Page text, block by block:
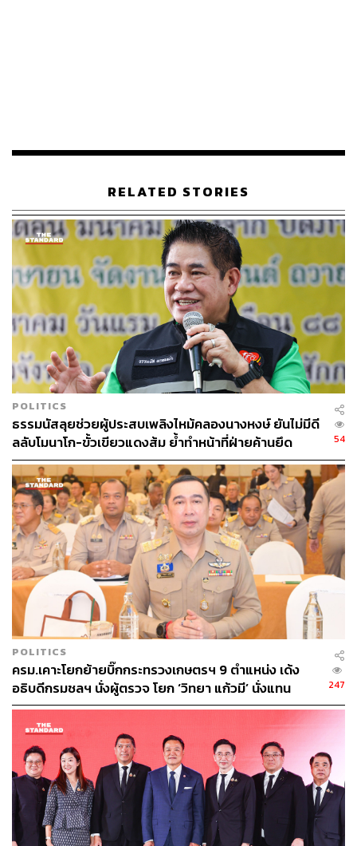
น้องยังไม่มีความมั่นใจว่า จับมาแล้วจะเอาไปแลกเป็นเงิน
ค่าหัวตามที่ ร.อ. ธรรมนัส ประกาศไว้ว่ากิโลกรัมละ 15 บาท
ได้หรือไม่
ขอยืนยันว่า เรายินดีรับทุกกิโลกรัม เพื่อให้ทุกฝ่ายเข้ามาร่วม
ด้วยช่วยกันนำปลาหมอคางดำออกจากระบบให้มากที่สุด
โดยไม่มีกระบวนการยุ่งยาก โดยเปิดจุดรับซื้อปลาหมอคางดำ
ทั้งหมดแล้ว ตั้งแต่วันที่ 1-31 สิงหาคม 2567
สำหรับจุดรับซื้อแต่ละจังหวัดมีดังนี้ จังหวัดจันทบุรี มีจุดรับซื้อ
ทั้งหมด 4 จุด, จังหวัดระยอง 2 จุด, จังหวัดฉะเชิงเทรา 3 จุด,
จังหวัดสมุทรปราการ 6 จุด, จังหวัดนครปฐม 1 จุด, จังหวัด
นนทบุรี 1 จุด, จังหวัดสมุทรสาคร 6 จุด, จังหวัด
สมุทรสงคราม 3 จุด, จังหวัดราชบุรี 1 จุด, จังหวัดเพชรบุรี 10
จุด, จังหวัดประจวบคีรีขันธ์ 13 จุด, จังหวัดชุมพร 14 จุด,
จังหวัดสุราษฎร์ธานี 3 จุด, จังหวัดนครศรีธรรมราช 5 จุด
และจังหวัดสงขลา 1 จุด รวมทั้งสิ้น 73 จุดรับซื้อ
โดยผู้ขายรายย่อย (เกษตรกร ชาวประมง) ไม่มีหลักเกณฑ์
กำหนดในการรับซื้อ สามารถนำมาขาย ณ จุดรับซื้อต่างๆ ได้
ในราคากิโลกรัมละ 15 บาท ไม่จำกัดจำนวน แต่หาก
เกษตรกรที่มีการขึ้นทะเบียนเกษตรกรผู้เพาะเลี้ยงสัตว์น้ำ
(ทบ.1) จับจากบ่อตนเอง ให้แจ้งข้อมูล ทบ.1 กับเจ้าหน้าที่ ณ
จุดรับซื้อ เพื่อเก็บเป็นฐานข้อมูลต่อไป
อรรถกรยังกล่าวถึงงบประมาณที่จะนำไปใช้ในโครงการรับ
ซื้อปลาหมอคางดำว่า เราได้รับความร่วมมือจากการยางแห่ง
ประเทศไทยในการใช้เงินทุนที่ไม่ใช่เงินกองทุนที่เขาจะนำไป
ใช้ช่วยเหลือพี่น้องชาวสวนยาง แต่ตอนนี้เราใช้เงินทุนของ
การยางฯ เบื้องต้นจะใช้ 50 ล้านบาท ระดมนำปลาหมอคาง
ดำออกจากระบบนิเวศให้มากที่สุด แล้วนำไปทำอย่างอื่น โดย
เชื่อว่าการนำไปแปรรูปก็จะเป็นประโยชน์ต่อไป
TAGS: กระทรวงเกษตรและสหกรณ์
อรรถกร ศิริลัทธยากร
RELATED STORIES
POLITICS
ธรรมนัสลุยช่วยผู้ประสบเพลิงไหม้คลองนางหงษ์ ยันไม่มีดี
ลลับโมนาโก-ขั้วเขียวแดงส้ม ย้ำทำหน้าที่ฝ่ายค้านยึด
ประโยชน์ประชาชน
54
POLITICS
ครม.เคาะโยกย้ายบิ๊กกระทรวงเกษตรฯ 9 ตำแหน่ง เด้ง
อธิบดีกรมชลฯ นั่งผู้ตรวจ โยก ‘วิทยา แก้วมี’ นั่งแทน
247